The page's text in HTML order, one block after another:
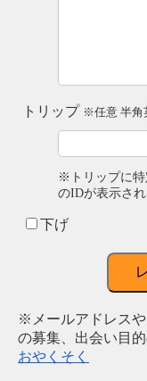
トリップ ※任意 半角
※トリップに特
のIDが表示さ
下げ
※メールアドレス
の募集、出会い目
おやくそく